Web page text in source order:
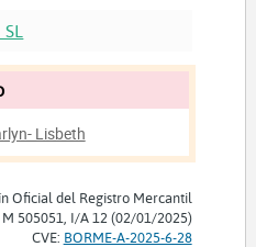
Lisbeth
Oficial del Registro Mercantil
M 505051, I/A 12 (02/01/2025)
CVE: BORME-A-2025-6-28